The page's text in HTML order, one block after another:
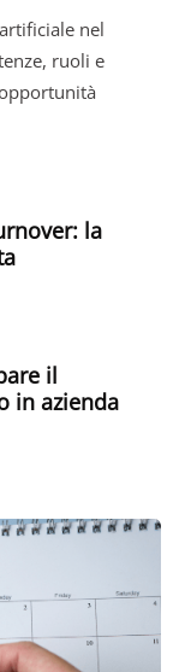
nel
ruoli e
la
il
in azienda